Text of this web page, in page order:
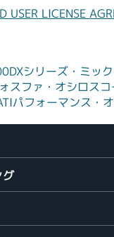
USER LICENSE
シリーズ・ミッ
スファ・オシロス
パフォーマンス・